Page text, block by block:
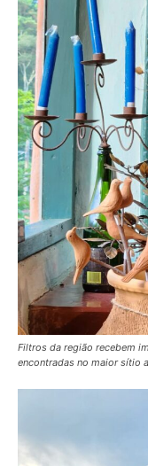
Filtros da região recebem
encontradas no maior sítio